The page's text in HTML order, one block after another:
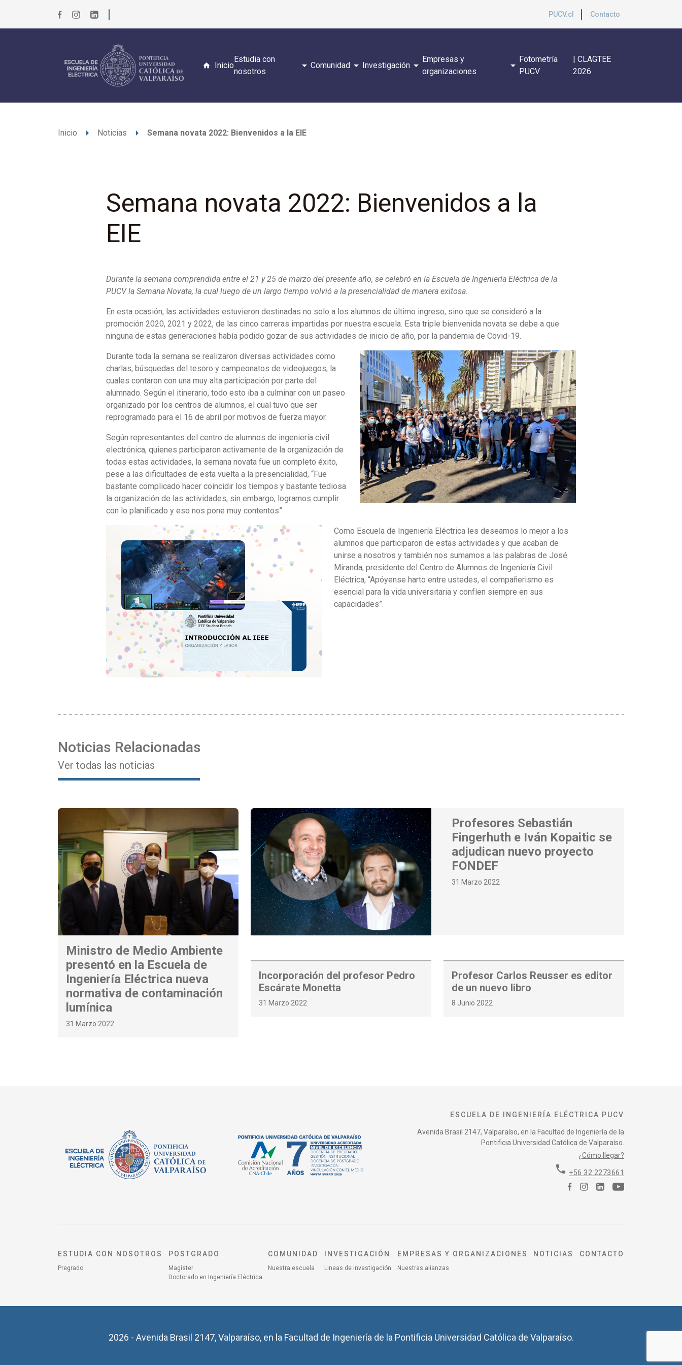
PUCV.cl Contacto
Inicio
Estudia con
nosotros
arrow_drop_down Comunidadarrow_drop_down Investigaciónarrow_drop_down
Empresas y
organizaciones
arrow_drop_down
Fotometría
PUCV
| CLAGTEE
2026
Inicio arrow_right Noticias arrow_right Semana novata 2022: Bienvenidos a la EIE
Semana novata 2022: Bienvenidos a la
EIE
Durante la semana comprendida entre el 21 y 25 de marzo del presente año, se celebró en la Escuela de Ingeniería Eléctrica de la
PUCV la Semana Novata, la cual luego de un largo tiempo volvió a la presencialidad de manera exitosa.
En esta ocasión, las actividades estuvieron destinadas no solo a los alumnos de último ingreso, sino que se consideró a la
promoción 2020, 2021 y 2022, de las cinco carreras impartidas por nuestra escuela. Esta triple bienvenida novata se debe a que
ninguna de estas generaciones había podido gozar de sus actividades de inicio de año, por la pandemia de Covid-19.
Durante toda la semana se realizaron diversas actividades como
charlas, búsquedas del tesoro y campeonatos de videojuegos, la
cuales contaron con una muy alta participación por parte del
alumnado. Según el itinerario, todo esto iba a culminar con un paseo
organizado por los centros de alumnos, el cual tuvo que ser
reprogramado para el 16 de abril por motivos de fuerza mayor.
Según representantes del centro de alumnos de ingeniería civil
electrónica, quienes participaron activamente de la organización de
todas estas actividades, la semana novata fue un completo éxito,
pese a las dificultades de esta vuelta a la presencialidad, “Fue
bastante complicado hacer coincidir los tiempos y bastante tediosa
la organización de las actividades, sin embargo, logramos cumplir
con lo planificado y eso nos pone muy contentos”.
Como Escuela de Ingeniería Eléctrica les deseamos lo mejor a los
alumnos que participaron de estas actividades y que acaban de
unirse a nosotros y también nos sumamos a las palabras de José
Miranda, presidente del Centro de Alumnos de Ingeniería Civil
Eléctrica, “Apóyense harto entre ustedes, el compañerismo es
esencial para la vida universitaria y confíen siempre en sus
capacidades”.
Noticias Relacionadas
Ver todas las noticias
Ministro de Medio Ambiente
presentó en la Escuela de
Ingeniería Eléctrica nueva
normativa de contaminación
lumínica
31 Marzo 2022
Profesores Sebastián
Fingerhuth e Iván Kopaitic se
adjudican nuevo proyecto
FONDEF
31 Marzo 2022
Incorporación del profesor Pedro
Escárate Monetta
31 Marzo 2022
Profesor Carlos Reusser es editor
de un nuevo libro
8 Junio 2022
ESCUELA DE INGENIERÍA ELÉCTRICA PUCV
Avenida Brasil 2147, Valparaíso, en la Facultad de Ingeniería de la
Pontificia Universidad Católica de Valparaíso.
¿Cómo llegar?
phone +56 32 2273661
ESTUDIA CON NOSOTROS
Pregrado
POSTGRADO
Magíster
Doctorado en Ingeniería Eléctrica
COMUNIDAD
Nuestra escuela
INVESTIGACIÓN
Lineas de investigación
EMPRESAS Y ORGANIZACIONES
Nuestras alianzas
NOTICIAS CONTACTO
2026 - Avenida Brasil 2147, Valparaíso, en la Facultad de Ingeniería de la Pontificia Universidad Católica de Valparaíso.